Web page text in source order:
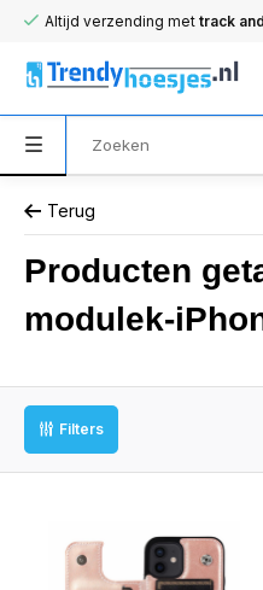
Altijd verzending met track
Terug
Producten
modulek-
Filters